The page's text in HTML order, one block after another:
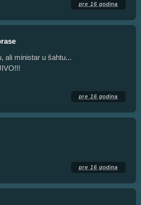
pre 16 godina
ali ministar u šahtu...
pre 16 godina
pre 16 godina